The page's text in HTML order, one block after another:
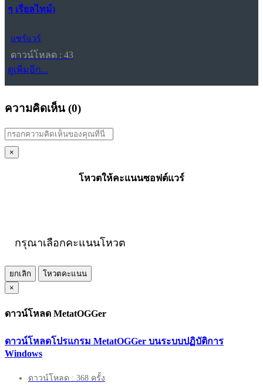
ๆ เรียลไทม์)
แชร์แวร์
ดาวน์โหลด : 43
ดูเพิ่มอีก...
ความคิดเห็น (0)
×
โหวตให้คะแนนซอฟต์แวร์
กรุณาเลือกคะแนนโหวต
ยกเลิก
โหวตคะแนน
×
ดาวน์โหลด MetatOGGer
ดาวน์โหลดโปรแกรม MetatOGGer บนระบบปฏิบัติการ
Windows
ดาวน์โหลด : 368 ครั้ง